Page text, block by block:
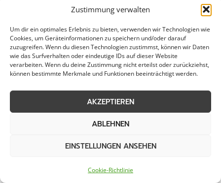
Zustimmung verwalten
Um dir ein optimales Erlebnis zu bieten, verwenden wir Technologien wie
Cookies, um Geräteinformationen zu speichern und/oder darauf
zuzugreifen. Wenn du diesen Technologien zustimmst, können wir Daten
wie das Surfverhalten oder eindeutige IDs auf dieser Website
verarbeiten. Wenn du deine Zustimmung nicht erteilst oder zurückziehst,
können bestimmte Merkmale und Funktionen beeinträchtigt werden.
AKZEPTIEREN
ABLEHNEN
EINSTELLUNGEN ANSEHEN
Cookie-Richtlinie
die Sicherheit von Gewerbebetrieben,
Kommunen, Städten und privaten Haushalten
zu gewährleisten. Durch professionelle
Schneeräumungsdienste wird nicht nur die
Mobilität auf Straßen und Gehwegen
sichergestellt, sondern auch das Risiko von
Unfällen minimiert. In den Wintermonaten
spielt die rechtzeitige und effiziente
Schneeräumung in Sankt Augustin eine
entscheidende Rolle, um den Alltag
reibungslos zu gestalten.
Die Schneeräumungsdienste in Sankt Augustin